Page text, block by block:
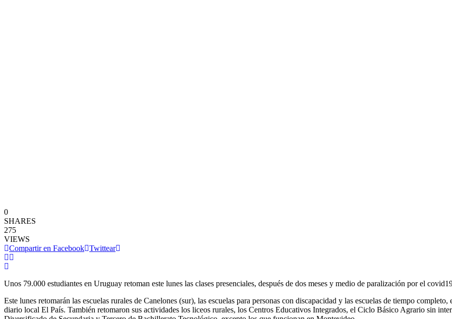
0
SHARES
275
VIEWS
Compartir en Facebook Twittear
Unos 79.000 estudiantes en Uruguay retoman este lunes las clases presenciales, después de dos meses y medio de paralización por el
Este lunes retomarán las escuelas rurales de Canelones (sur), las escuelas para personas con discapacidad y las escuelas de tiempo
diario local El País. También retomaron sus actividades los liceos rurales, los Centros Educativos Integrados, el Ciclo Básico Agrario sin